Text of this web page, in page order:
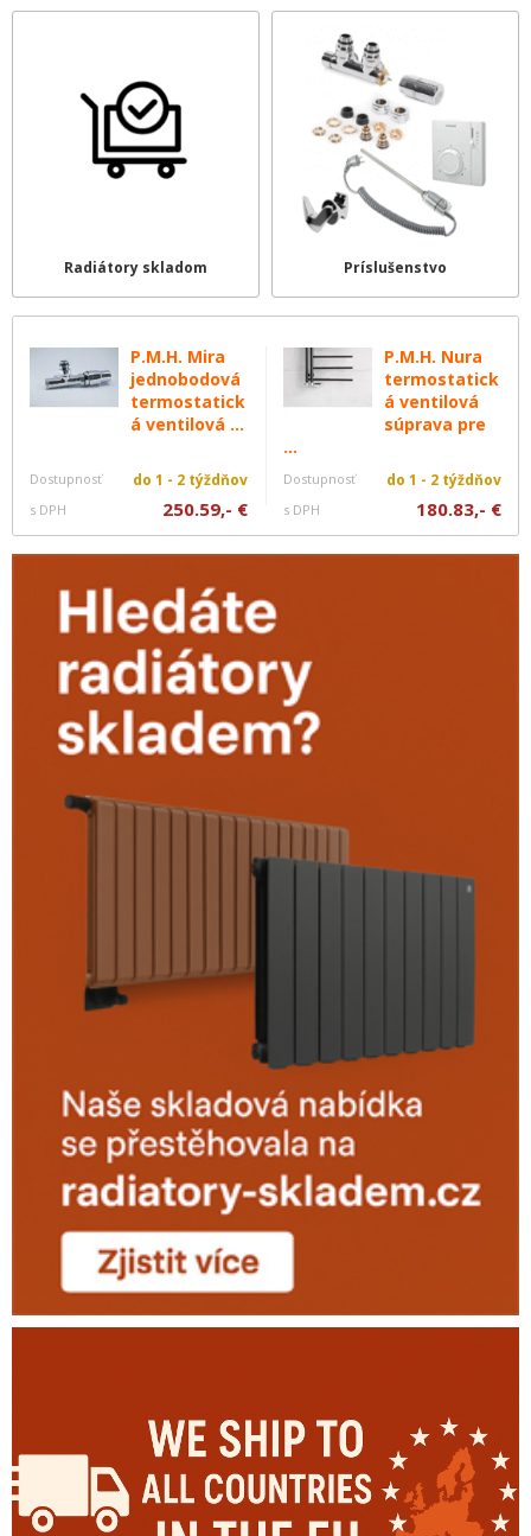
P.M.H. Mira
jednobodová
termostatick
á ventilová ...
Dostupnosť do 1 - 2 týždňov
s DPH 250.59,- €
P.M.H. Nura
termostatick
á ventilová
súprava pre
...
Dostupnosť do 1 - 2 týždňov
s DPH 180.83,- €
Radiátory skladom Príslušenstvo